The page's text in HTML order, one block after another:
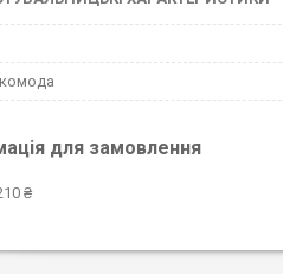
для замовлення
₴